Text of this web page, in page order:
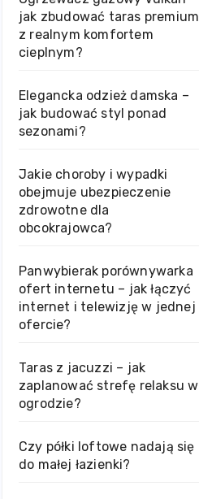
jak zbudować taras premium
z realnym komfortem
cieplnym?
Elegancka odzież damska –
jak budować styl ponad
sezonami?
Jakie choroby i wypadki
obejmuje ubezpieczenie
zdrowotne dla
obcokrajowca?
Panwybierak porównywarka
ofert internetu – jak łączyć
internet i telewizję w jednej
ofercie?
Taras z jacuzzi – jak
zaplanować strefę relaksu w
ogrodzie?
Czy półki loftowe nadają się
do małej łazienki?